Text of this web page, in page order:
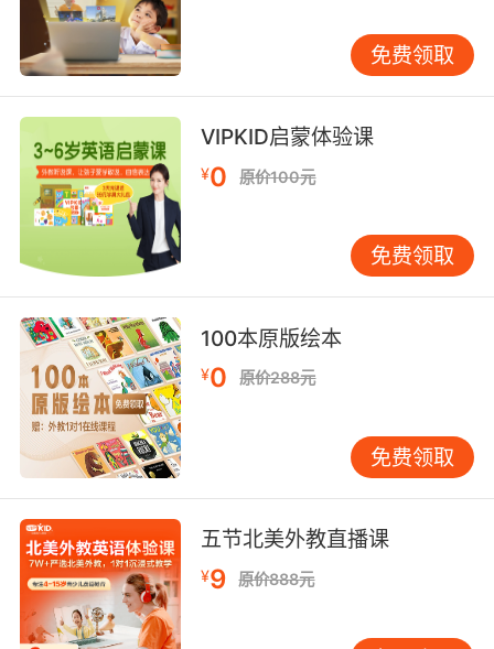
亚历山大的租车停在这幢楼后面
7. alexander's reserve is roughly 80 square
miles in size.
亚历山大的保护区约有两百平方千米
8. alexander picked up his rental car three
days ago and hasn't returned it.
亚历山大是在三天前提的那辆租车 至今未还
9. alexander employed... the trebuchet, a
siege engine powered not by men but by a
counterweight.
亚历山大大帝使用了 抛石机 这种攻城机器不由人
力发动 靠的是平衡物
免费领取
VIPKID启蒙体验课
¥0 原价100元
免费领取
100本原版绘本
¥0 原价288元
免费领取
五节北美外教直播课
¥9 原价888元